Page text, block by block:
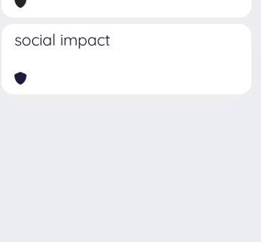
social impact